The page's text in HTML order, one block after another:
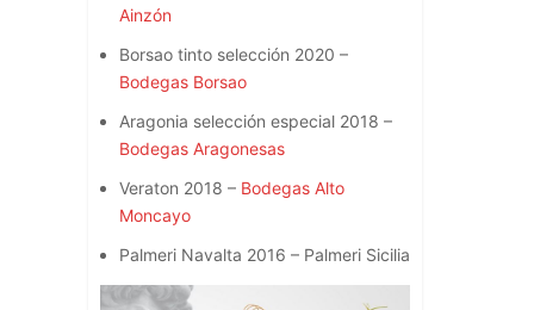
Ainzón
Borsao tinto selección 2020 –
Bodegas Borsao
Aragonia selección especial 2018 –
Bodegas Aragonesas
Veraton 2018 – Bodegas Alto
Moncayo
Palmeri Navalta 2016 – Palmeri Sicilia